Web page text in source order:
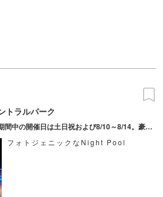
トラルパーク
2026/07/18(土) ～ 09/27(日) 期間中の開催日は土日祝および8/10～8/14。豪雨・雷等の気象状況により利用不可となる場合あり。
フォトジェニックなNight Pool